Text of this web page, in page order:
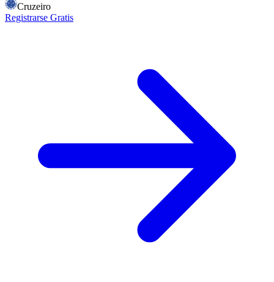
Cruzeiro
Registrarse Gratis